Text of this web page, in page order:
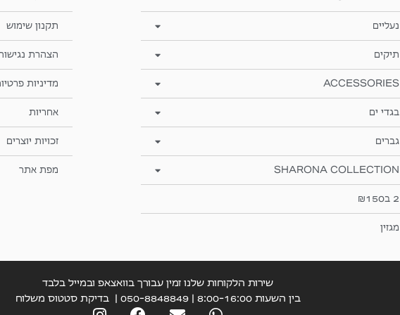
נעליים
תיקים
ACCESSORIES
בגדי ים
גברים
SHARONA COLLECTION
2 ב₪150
מגזין
תקנון שימוש
הצהרת
מדיניות
אחריות
זכויות יוצרים
מפת אתר
שירות הלקוחות שלנו זמין עבורך בוואצאפ ובמייל בלבד
בין השעות 8:00-16:00 | 050-8848849 |
בדיקת סטטוס משלוח